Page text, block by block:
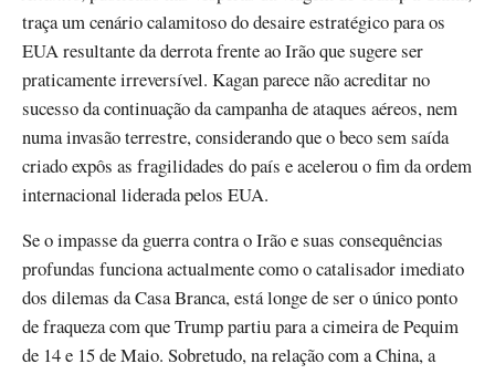
traça um cenário calamitoso do desaire estratégico para os
EUA resultante da derrota frente ao Irão que sugere ser
praticamente irreversível. Kagan parece não acreditar no
sucesso da continuação da campanha de ataques aéreos, nem
numa invasão terrestre, considerando que o beco sem saída
criado expôs as fragilidades do país e acelerou o fim da ordem
internacional liderada pelos EUA.
Se o impasse da guerra contra o Irão e suas consequências
profundas funciona actualmente como o catalisador imediato
dos dilemas da Casa Branca, está longe de ser o único ponto
de fraqueza com que Trump partiu para a cimeira de Pequim
de 14 e 15 de Maio. Sobretudo, na relação com a China, a